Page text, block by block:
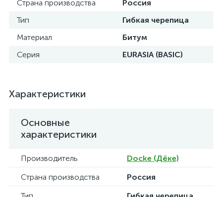
Страна производства
Россия
Тип
Гибкая черепица
Материал
Битум
Серия
EURASIA (BASIC)
Характеристики
Основные
характеристики
Производитель
Docke (Дёке)
Страна производства
Россия